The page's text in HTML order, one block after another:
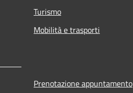
Turismo
Mobilità e trasporti
Prenotazione appuntamento